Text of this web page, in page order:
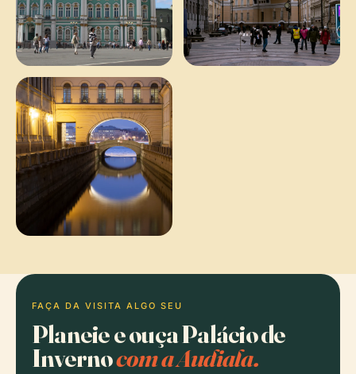
FAÇA DA VISITA ALGO SEU
Planeie e ouça Palácio de
Invernocom a Audiala.